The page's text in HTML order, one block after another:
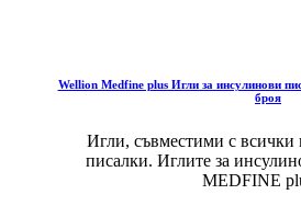
Wellion Medfine plus Игли за инсулинови
броя
Игли, съвместими с
писалки. Иглите за
MEDFINE